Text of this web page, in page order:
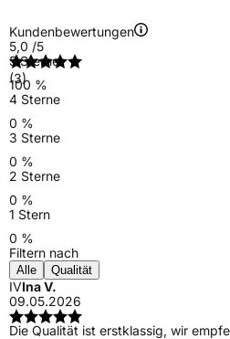
Kundenbewertungen
5,0 /5
(3)
5 Sterne
100 %
4 Sterne
0 %
3 Sterne
0 %
2 Sterne
0 %
1 Stern
0 %
Filtern nach
Alle Qualität
IVIna V.
09.05.2026
Die Qualität ist erstklassig, wir